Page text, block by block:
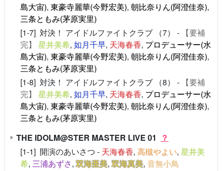
島大宙), 東豪寺麗華(今野宏美), 朝比奈りん(阿澄佳奈),
三条ともみ(茅原実里)
[1-7] 対決！ アイドルファイトクラブ （7） -
【要補
完】
星井美希, 如月千早, 天海春香, プロデューサー(水
島大宙), 東豪寺麗華(今野宏美), 朝比奈りん(阿澄佳奈),
三条ともみ(茅原実里)
[1-8] 対決！ アイドルファイトクラブ （8） -
【要補
完】
星井美希, 如月千早, 天海春香, プロデューサー(水
島大宙), 東豪寺麗華(今野宏美), 朝比奈りん(阿澄佳奈),
三条ともみ(茅原実里)
THE IDOLM@STER MASTER LIVE 01
？
[1-1] 開演のあいさつ - 天海春香, 高槻やよい, 星井美
希, 三浦あずさ,双海亜美,双海真美, 音無小鳥